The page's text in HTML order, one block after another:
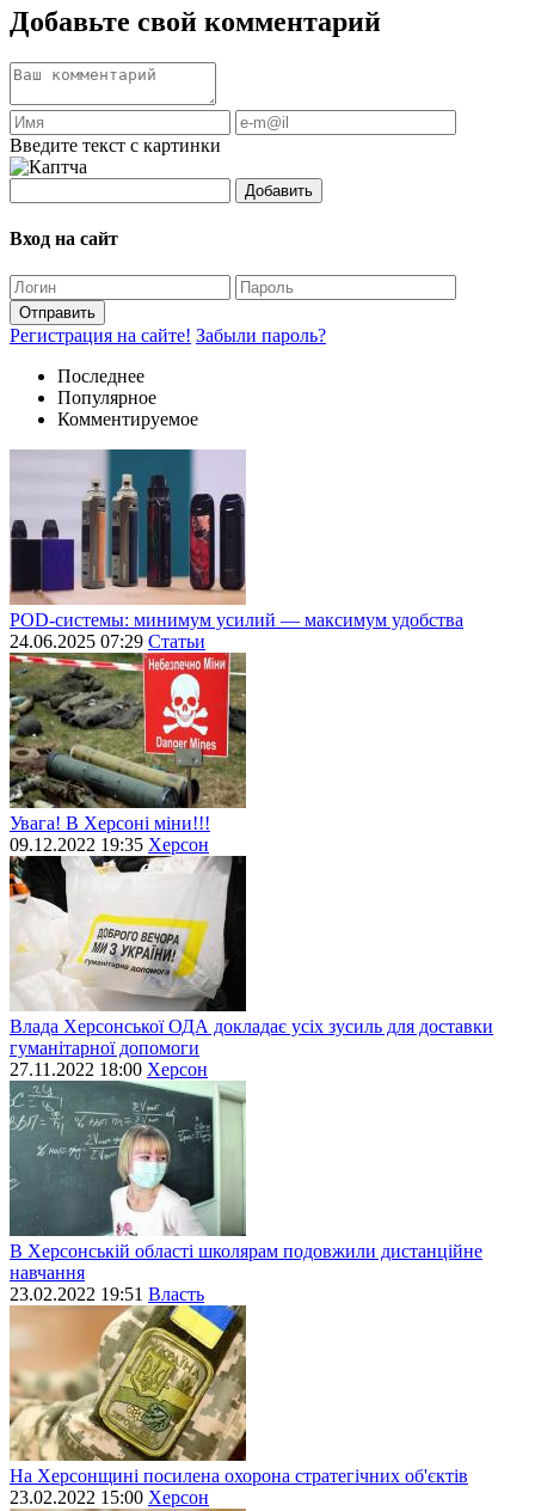
Добавьте свой комментарий
Введите текст с картинки
Добавить
Вход на сайт
Отправить
Регистрация на сайте! Забыли пароль?
Последнее
Популярное
Комментируемое
POD-системы: минимум усилий — максимум удобства
24.06.2025 07:29 Статьи
Увага! В Херсоні міни!!!
09.12.2022 19:35 Херсон
Влада Херсонської ОДА докладає усіх зусиль для доставки
гуманітарної допомоги
27.11.2022 18:00 Херсон
В Херсонській області школярам подовжили дистанційне
навчання
23.02.2022 19:51 Власть
На Херсонщині посилена охорона стратегічних об'єктів
23.02.2022 15:00 Херсон